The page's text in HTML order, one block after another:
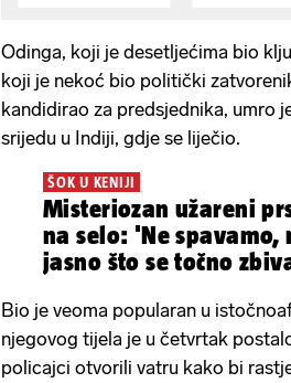
Odinga, koji je desetljećima bio
koji je nekoć bio politički
kandidirao za predsjednika, umro
srijedu u Indiji, gdje se liječio.
ŠOK U KENIJI
Misteriozan užareni
na selo: 'Ne spavamo,
jasno što se točno
Bio je veoma popularan u
njegovog tijela je u četvrtak
policajci otvorili vatru kako bi